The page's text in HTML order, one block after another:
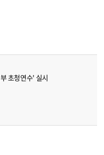
철도공사, '개도국 철도간부 초청연수' 실시